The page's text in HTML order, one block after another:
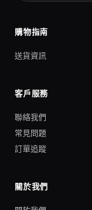
購物指南
送貨資訊
客戶服務
聯絡我們
常見問題
訂單追蹤
關於我們